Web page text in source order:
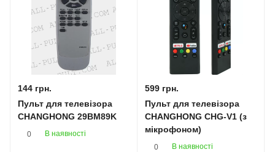
144 грн.
Пульт для телевізора
CHANGHONG 29BM89K
0 В наявності
599 грн.
Пульт для телевізора
CHANGHONG CHG-V1 (з
мікрофоном)
0 В наявності